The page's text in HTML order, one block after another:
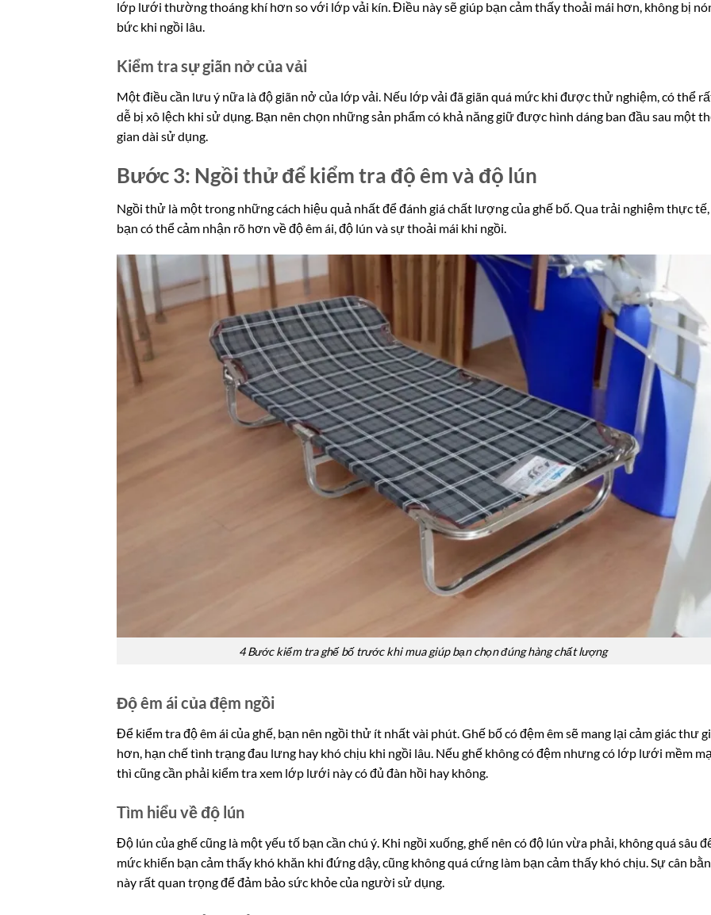
lớp lưới thường thoáng khí hơn so với lớp vải kín. Điều này sẽ giúp bạn cảm thấy thoải mái hơn, không bị
bức khi ngồi lâu.
Kiểm tra sự giãn nở của vải
Một điều cần lưu ý nữa là độ giãn nở của lớp vải. Nếu lớp vải đã giãn quá mức khi được thử nghiệm, có thể
dễ bị xô lệch khi sử dụng. Bạn nên chọn những sản phẩm có khả năng giữ được hình dáng ban đầu sau một
gian dài sử dụng.
Bước 3: Ngồi thử để kiểm tra độ êm và độ lún
Ngồi thử là một trong những cách hiệu quả nhất để đánh giá chất lượng của ghế bố. Qua trải nghiệm thực tế,
bạn có thể cảm nhận rõ hơn về độ êm ái, độ lún và sự thoải mái khi ngồi.
4 Bước kiểm tra ghế bố trước khi mua giúp bạn chọn đúng hàng chất lượng
Độ êm ái của đệm ngồi
Để kiểm tra độ êm ái của ghế, bạn nên ngồi thử ít nhất vài phút. Ghế bố có đệm êm sẽ mang lại cảm giác thư
hơn, hạn chế tình trạng đau lưng hay khó chịu khi ngồi lâu. Nếu ghế không có đệm nhưng có lớp lưới mềm
thì cũng cần phải kiểm tra xem lớp lưới này có đủ đàn hồi hay không.
Tìm hiểu về độ lún
Độ lún của ghế cũng là một yếu tố bạn cần chú ý. Khi ngồi xuống, ghế nên có độ lún vừa phải, không quá sâu
mức khiến bạn cảm thấy khó khăn khi đứng dậy, cũng không quá cứng làm bạn cảm thấy khó chịu. Sự cân
này rất quan trọng để đảm bảo sức khỏe của người sử dụng.